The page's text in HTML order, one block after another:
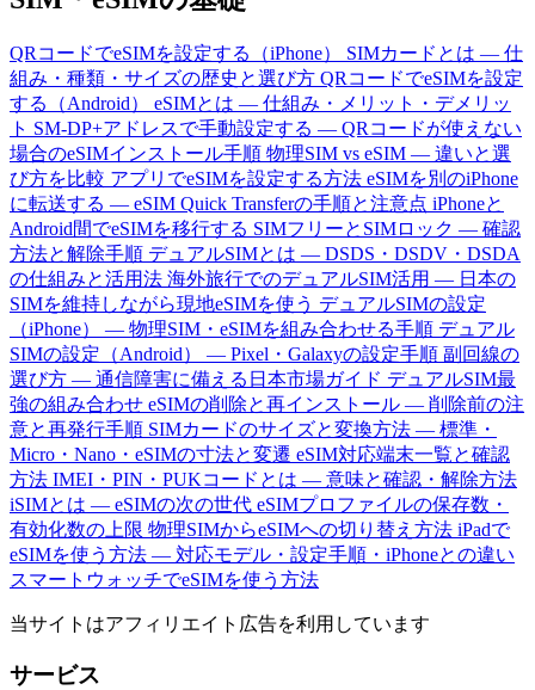
QRコードでeSIMを設定する（iPhone） SIMカードとは — 仕
組み・種類・サイズの歴史と選び方 QRコードでeSIMを設定
する（Android） eSIMとは — 仕組み・メリット・デメリッ
ト SM-DP+アドレスで手動設定する — QRコードが使えない
場合のeSIMインストール手順 物理SIM vs eSIM — 違いと選
び方を比較 アプリでeSIMを設定する方法 eSIMを別のiPhone
に転送する — eSIM Quick Transferの手順と注意点 iPhoneと
Android間でeSIMを移行する SIMフリーとSIMロック — 確認
方法と解除手順 デュアルSIMとは — DSDS・DSDV・DSDA
の仕組みと活用法 海外旅行でのデュアルSIM活用 — 日本の
SIMを維持しながら現地eSIMを使う デュアルSIMの設定
（iPhone） — 物理SIM・eSIMを組み合わせる手順 デュアル
SIMの設定（Android） — Pixel・Galaxyの設定手順 副回線の
選び方 — 通信障害に備える日本市場ガイド デュアルSIM最
強の組み合わせ eSIMの削除と再インストール — 削除前の注
意と再発行手順 SIMカードのサイズと変換方法 — 標準・
Micro・Nano・eSIMの寸法と変遷 eSIM対応端末一覧と確認
方法 IMEI・PIN・PUKコードとは — 意味と確認・解除方法
iSIMとは — eSIMの次の世代 eSIMプロファイルの保存数・
有効化数の上限 物理SIMからeSIMへの切り替え方法 iPadで
eSIMを使う方法 — 対応モデル・設定手順・iPhoneとの違い
スマートウォッチでeSIMを使う方法
当サイトはアフィリエイト広告を利用しています
サービス